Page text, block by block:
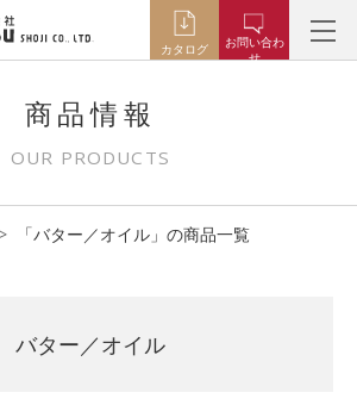
カタログ
お問い合わ
せ
商品情報
OUR PRODUCTS
「バター／オイル」の商品一覧
バター／オイル